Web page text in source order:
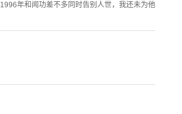
年和闻功差不多同时告别人世，我还未为他